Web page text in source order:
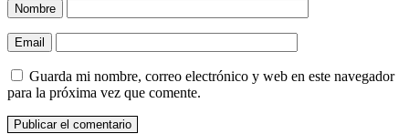
Nombre
Email
Guarda mi nombre, correo electrónico y web en este navegador
para la próxima vez que comente.